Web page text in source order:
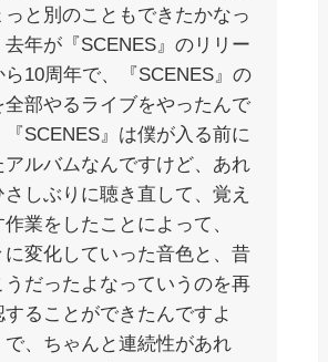
っと別のこともできたかなっ
去年が『SCENES』のリリー
ら10周年で、『SCENES』の
全部やるライブをやったんで
『SCENES』は僕が入る前に
アルバムなんですけど、あれ
さしぶりに聴き直して、覚え
作業をしたことによって、
に変化していった音色と、昔
うだったよなっていうのを再
することができたんですよ
で、ちゃんと連続性があれ